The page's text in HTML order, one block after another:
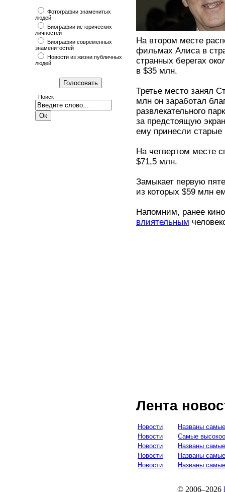
Фотографии знаменитых
людей
Биографии исторических
личностей
Биографии современных
знаменитостей
Новости из жизни публичных
людей
Поиск
На втором месте
фильмах Алиса в
странных берегах
в $35 млн.
Третье место занял
млн он заработал
развлекательного
за предстоящую
ему принесли старые
На четвертом месте
$71,5 млн.
Замыкает первую
из которых $59 млн
Напомним, ранее
влиятельным
Лента
Новости
Названы
Новости
Самые
Новости
Названы
Новости
Названы
Новости
Названы
© 2006–2026